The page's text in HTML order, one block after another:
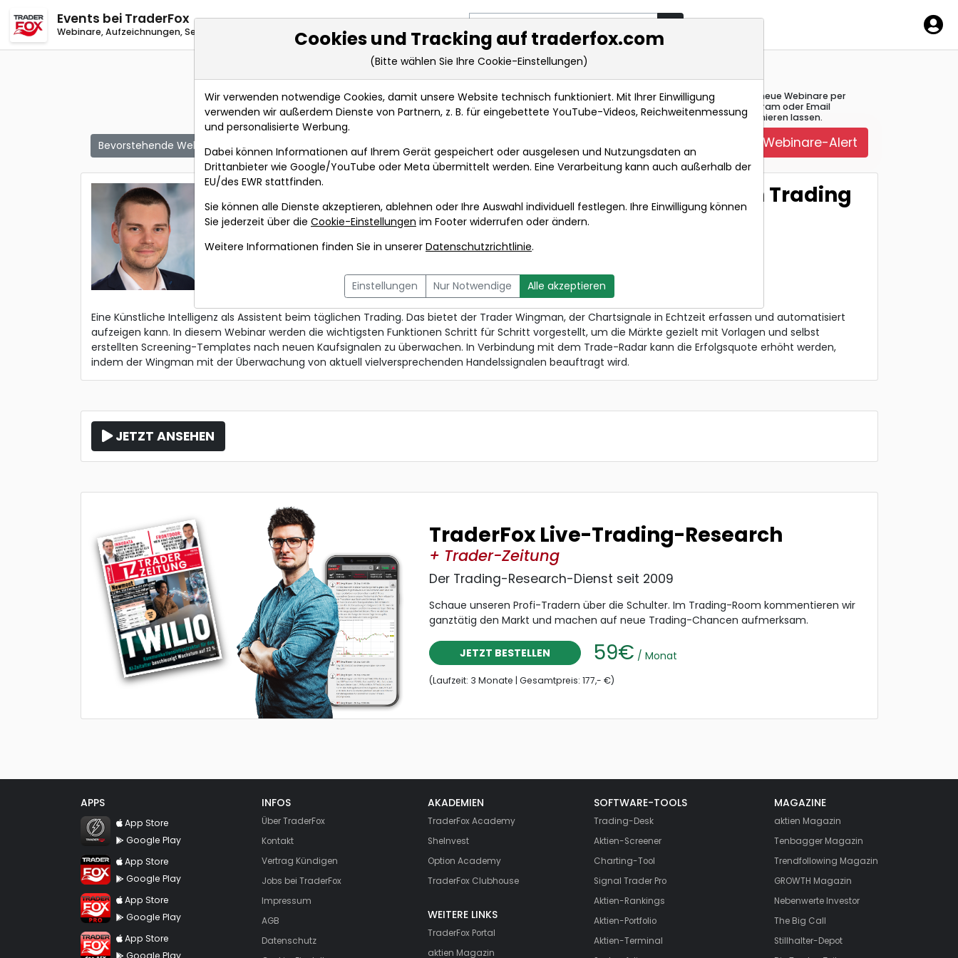
Events bei TraderFox
Webinare, Aufzeichnungen, Seminare
Suche nach Aktie, Kürzel oder Symbol
Bevorstehende Webinare Alle Aufzeichnungen
Über neue Webinare per
Telegram oder Email
informieren lassen.
Webinare-Alert
Der Trader Wingman als KI-Assistent beim täglichen Trading
Referent: Andreas Zehetner
Eine Künstliche Intelligenz als Assistent beim täglichen Trading. Das bietet der Trader Wingman, der Chartsignale in Echtzeit erfassen und automatisiert
aufzeigen kann. In diesem Webinar werden die wichtigsten Funktionen Schritt für Schritt vorgestellt, um die Märkte gezielt mit Vorlagen und selbst
erstellten Screening-Templates nach neuen Kaufsignalen zu überwachen. In Verbindung mit dem Trade-Radar kann die Erfolgsquote erhöht werden,
indem der Wingman mit der Überwachung von aktuell vielversprechenden Handelssignalen beauftragt wird.
JETZT ANSEHEN
TraderFox Live-Trading-Research
+ Trader-Zeitung
Der Trading-Research-Dienst seit 2009
Schaue unseren Profi-Tradern über die Schulter. Im Trading-Room kommentieren wir
ganztätig den Markt und machen auf neue Trading-Chancen aufmerksam.
JETZT BESTELLEN 59€ / Monat
(Laufzeit: 3 Monate | Gesamtpreis: 177,- €)
APPS
TraderFox Flash
App Store
Google Play
TraderFox App
App Store
Google Play
TraderFox Pro
App Store
Google Play
TraderFox dpa-AFX ProFeed
App Store
Google Play
INFOS
Über TraderFox
Kontakt
Vertrag Kündigen
Jobs bei TraderFox
Impressum
AGB
Datenschutz
AKADEMIEN
TraderFox Academy
SheInvest
Option Academy
TraderFox Clubhouse
WEITERE LINKS
TraderFox Portal
aktien Magazin
SOFTWARE-TOOLS
Trading-Desk
Aktien-Screener
Charting-Tool
Signal Trader Pro
Aktien-Rankings
Aktien-Portfolio
Aktien-Terminal
MAGAZINE
aktien Magazin
Tenbagger Magazin
Trendfollowing Magazin
GROWTH Magazin
Nebenwerte Investor
The Big Call
Stillhalter-Depot
Cookies und Tracking auf traderfox.com
(Bitte wählen Sie Ihre Cookie-Einstellungen)
Wir verwenden notwendige Cookies, damit unsere Website technisch funktioniert. Mit Ihrer Einwilligung
verwenden wir außerdem Dienste von Partnern, z. B. für eingebettete YouTube-Videos, Reichweitenmessung
und personalisierte Werbung.
Dabei können Informationen auf Ihrem Gerät gespeichert oder ausgelesen und Nutzungsdaten an
Drittanbieter wie Google/YouTube oder Meta übermittelt werden. Eine Verarbeitung kann auch außerhalb der
EU/des EWR stattfinden.
Sie können alle Dienste akzeptieren, ablehnen oder Ihre Auswahl individuell festlegen. Ihre Einwilligung können
Sie jederzeit über die Cookie-Einstellungen im Footer widerrufen oder ändern.
Weitere Informationen finden Sie in unserer Datenschutzrichtlinie.
Einstellungen Nur Notwendige Alle akzeptieren